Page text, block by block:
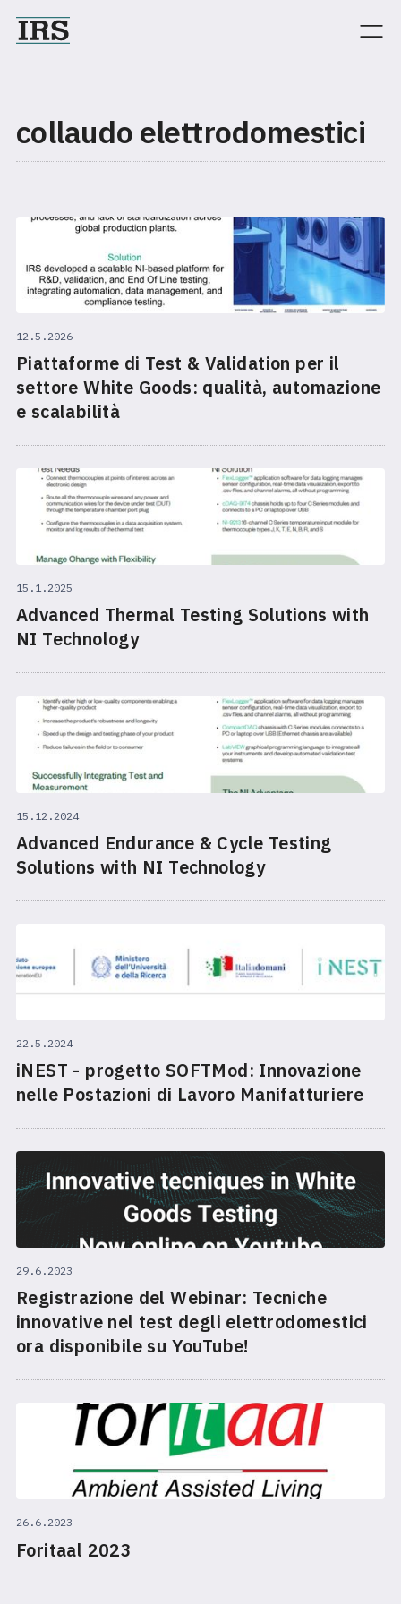
collaudo elettrodomestici
12.5.2026
Piattaforme di Test & Validation per il
settore White Goods: qualità, automazione
e scalabilità
15.1.2025
Advanced Thermal Testing Solutions with
NI Technology
15.12.2024
Advanced Endurance & Cycle Testing
Solutions with NI Technology
22.5.2024
iNEST - progetto SOFTMod: Innovazione
nelle Postazioni di Lavoro Manifatturiere
29.6.2023
Registrazione del Webinar: Tecniche
innovative nel test degli elettrodomestici
ora disponibile su YouTube!
26.6.2023
Foritaal 2023